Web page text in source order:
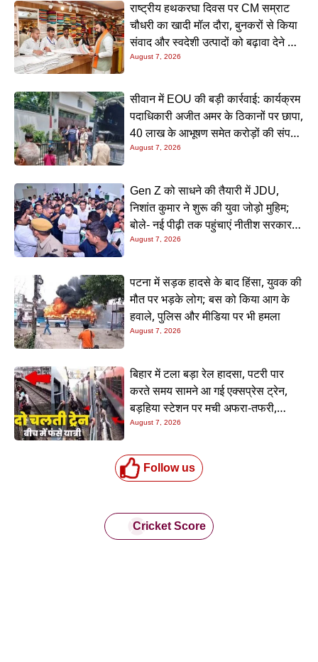
राष्ट्रीय हथकरघा दिवस पर CM सम्राट
चौधरी का खादी मॉल दौरा, बुनकरों से किया
संवाद और स्वदेशी उत्पादों को बढ़ावा देने की
अपील
August 7, 2026
सीवान में EOU की बड़ी कार्रवाई: कार्यक्रम
पदाधिकारी अजीत अमर के ठिकानों पर छापा,
40 लाख के आभूषण समेत करोड़ों की संपत्ति
की जांच शुरू
August 7, 2026
Gen Z को साधने की तैयारी में JDU,
निशांत कुमार ने शुरू की युवा जोड़ो मुहिम;
बोले- नई पीढ़ी तक पहुंचाएं नीतीश सरकार के
20 सालों के काम
August 7, 2026
पटना में सड़क हादसे के बाद हिंसा, युवक की
मौत पर भड़के लोग; बस को किया आग के
हवाले, पुलिस और मीडिया पर भी हमला
August 7, 2026
बिहार में टला बड़ा रेल हादसा, पटरी पार
करते समय सामने आ गई एक्सप्रेस ट्रेन,
बड़हिया स्टेशन पर मची अफरा-तफरी,
यात्रियों की लापरवाही आई सामने
August 7, 2026
Follow us
Cricket Score